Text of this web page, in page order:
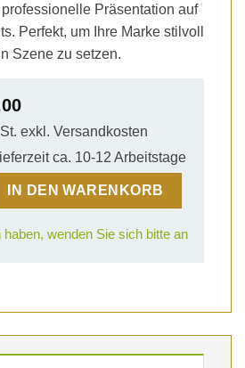
Präsentation auf
Perfekt, um Ihre Marke stilvoll
Szene zu setzen.
exkl. Versandkosten
ca. 10-12 Arbeitstage
Mobiler Messestand 03 Menge
IN DEN WARENKORB
wenden Sie sich bitte an